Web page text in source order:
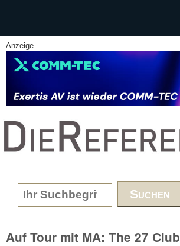
Anzeige
www.DieReferenz.de
Search form
Auf Tour mit MA: The 27 Club